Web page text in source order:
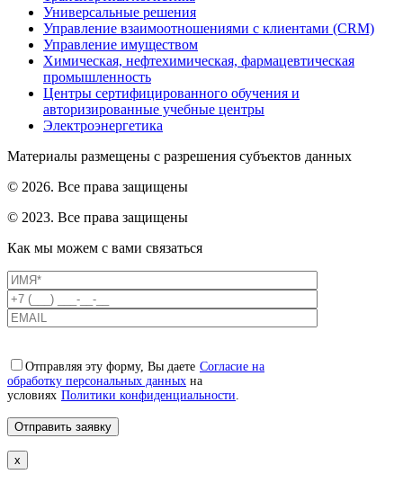
Универсальные решения
Управление взаимоотношениями с клиентами (CRM)
Управление имуществом
Химическая, нефтехимическая, фармацевтическая
промышленность
Центры сертифицированного обучения и
авторизированные учебные центры
Электроэнергетика
Материалы размещены с разрешения субъектов данных
© 2026. Все права защищены
© 2023. Все права защищены
Как мы можем с вами связаться
Отправляя эту форму, Вы даете Согласие на
обработку персональных данных на
условиях Политики конфиденциальности.
x